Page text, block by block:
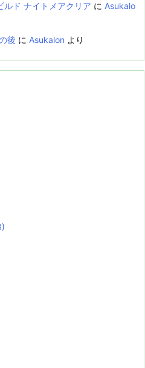
ド ナイトメアクリア に Asukalo
後 に Asukalon より